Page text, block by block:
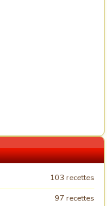
103 recettes
97 recettes